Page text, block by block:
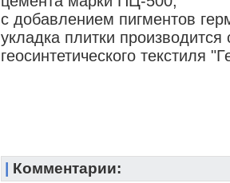
с добавлением пигментов
укладка плитки
геосинтетического текстиля
Комментарии: